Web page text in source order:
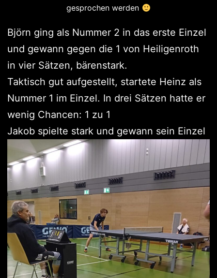
gesprochen werden
Björn ging als Nummer 2 in das erste Einzel
und gewann gegen die 1 von Heiligenroth
in vier Sätzen, bärenstark.
Taktisch gut aufgestellt, startete Heinz als
Nummer 1 im Einzel. In drei Sätzen hatte er
wenig Chancen: 1 zu 1
Jakob spielte stark und gewann sein Einzel